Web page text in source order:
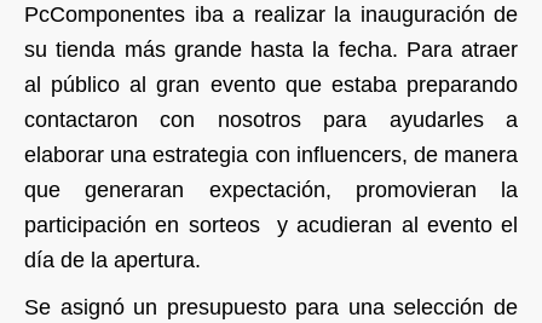
PcComponentes iba a realizar la inauguración de
su tienda más grande hasta la fecha. Para atraer
al público al gran evento que estaba preparando
contactaron con nosotros para ayudarles a
elaborar una estrategia con influencers, de manera
que generaran expectación, promovieran la
participación en sorteos y acudieran al evento el
día de la apertura.
Se asignó un presupuesto para una selección de